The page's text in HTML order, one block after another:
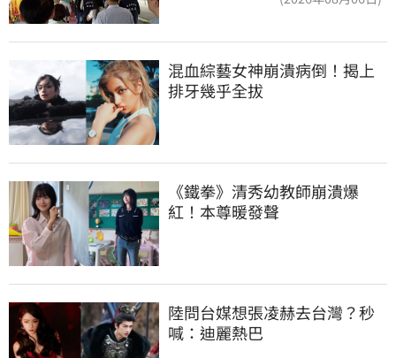
混血綜藝女神崩潰病倒！揭上
排牙幾乎全拔
《鐵拳》清秀幼教師崩潰爆
紅！本尊暖發聲
陸問台媒想張凌赫去台灣？秒
喊：迪麗熱巴